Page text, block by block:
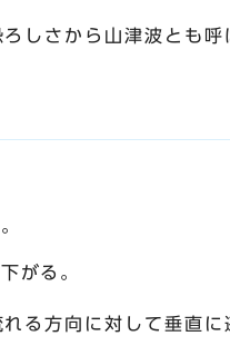
しさから山津波とも
がる。
る方向に対して垂直に